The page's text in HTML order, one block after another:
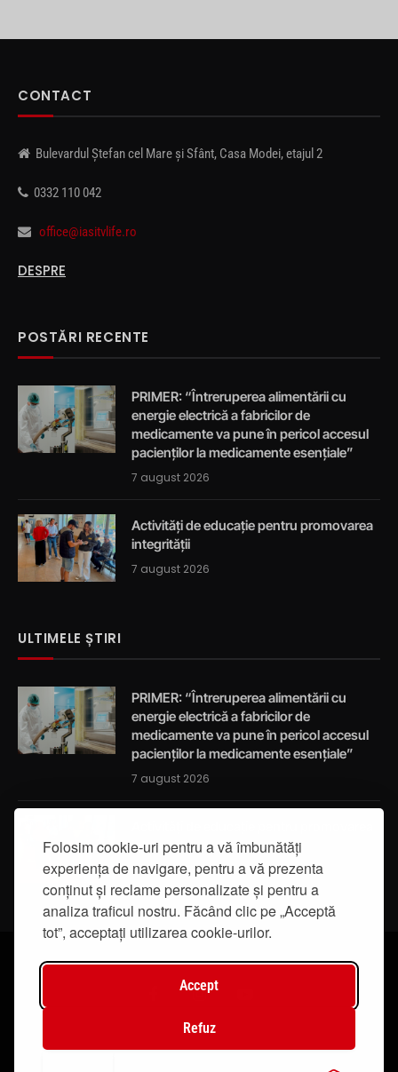
Folosim cookie-uri pentru a vă îmbunătăți
experiența de navigare, pentru a vă prezenta
conținut și reclame personalizate și pentru a
analiza traficul nostru. Făcând clic pe „Acceptă
tot”, acceptați utilizarea cookie-urilor.
Accept
Refuz
CONTACT
Bulevardul Ștefan cel Mare și Sfânt, Casa Modei, etajul 2
0332 110 042
office@iasitvlife.ro
DESPRE
POSTĂRI RECENTE
PRIMER: “Întreruperea alimentării cu
energie electrică a fabricilor de
medicamente va pune în pericol accesul
pacienților la medicamente esențiale”
7 august 2026
Activități de educație pentru promovarea
integrității
7 august 2026
ULTIMELE ȘTIRI
PRIMER: “Întreruperea alimentării cu
energie electrică a fabricilor de
medicamente va pune în pericol accesul
pacienților la medicamente esențiale”
7 august 2026
integrității
7 august 2026
© 2019 - IasiTV Life. Toate drepturile rezervate.